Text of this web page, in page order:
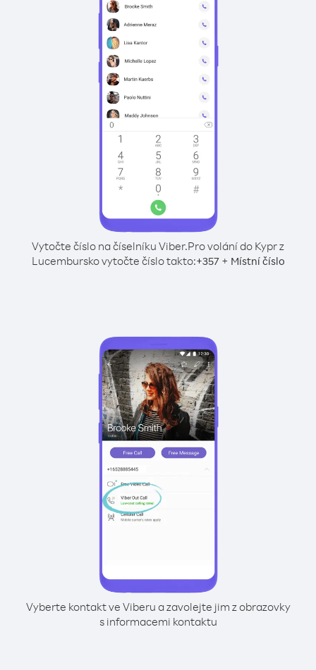
Vytočte číslo na číselníku Viber.Pro volání do Kypr z
Lucembursko vytočte číslo takto:+357+ Místní číslo
Vyberte kontakt ve Viberu a zavolejte jim z obrazovky
s informacemi kontaktu